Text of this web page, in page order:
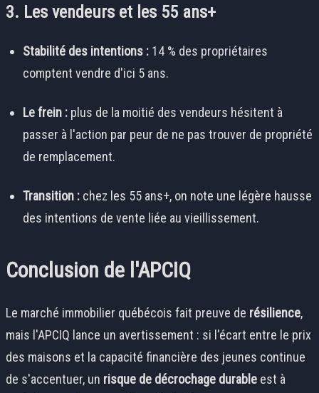
3. Les vendeurs et les 55 ans+
Stabilité des intentions : 14 % des propriétaires
comptent vendre d'ici 5 ans.
Le frein : plus de la moitié des vendeurs hésitent à
passer à l'action par peur de ne pas trouver de propriété
de remplacement.
Transition : chez les 55 ans+, on note une légère hausse
des intentions de vente liée au vieillissement.
Conclusion de l'APCIQ
Le marché immobilier québécois fait preuve de résilience,
mais l'APCIQ lance un avertissement : si l'écart entre le prix
des maisons et la capacité financière des jeunes continue
de s'accentuer, un risque de décrochage durable est à